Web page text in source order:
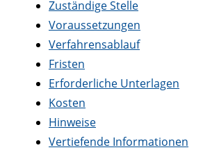
Zuständige Stelle
Voraussetzungen
Verfahrensablauf
Fristen
Erforderliche Unterlagen
Kosten
Hinweise
Vertiefende Informationen